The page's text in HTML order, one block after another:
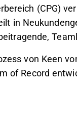
(CPG)
in
von Keen
of Record